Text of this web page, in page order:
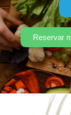
Reservar